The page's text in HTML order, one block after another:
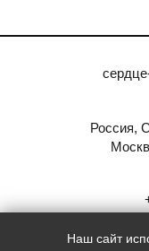
Россия,
Наш сайт